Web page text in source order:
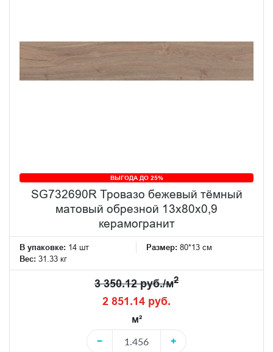
ВЫГОДА ДО 25%
SG732690R Тровазо бежевый тёмный
матовый обрезной 13x80x0,9
керамогранит
В упаковке: 14 шт Размер: 80*13 см
Вес: 31.33 кг
3 350.12 руб./м2
2 851.14 руб.
м²
−
+